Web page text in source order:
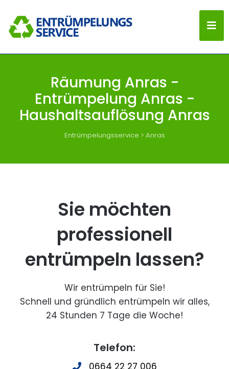
Räumung Anras -
Entrümpelung Anras -
Haushaltsauflösung Anras
Entrümpelungsservice > Anras
Sie möchten
professionell
entrümpeln lassen?
Wir entrümpeln für Sie!
Schnell und gründlich entrümpeln wir alles,
24 Stunden 7 Tage die Woche!
Telefon:
0664 22 27 006